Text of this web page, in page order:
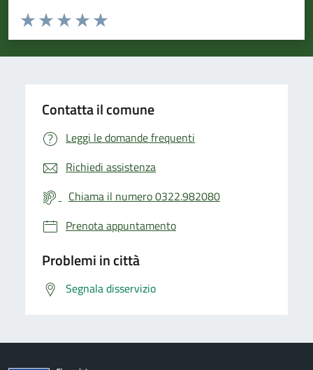
Valuta da 1 a 5 stelle la pagina
Valuta 5 stelle su 5
Valuta 4 stelle su 5
Valuta 3 stelle su 5
Valuta 2 stelle su 5
Valuta 1 stelle su 5
Contatta il comune
Leggi le domande frequenti
Richiedi assistenza
Chiama il numero 0322.982080
Prenota appuntamento
Problemi in città
Segnala disservizio